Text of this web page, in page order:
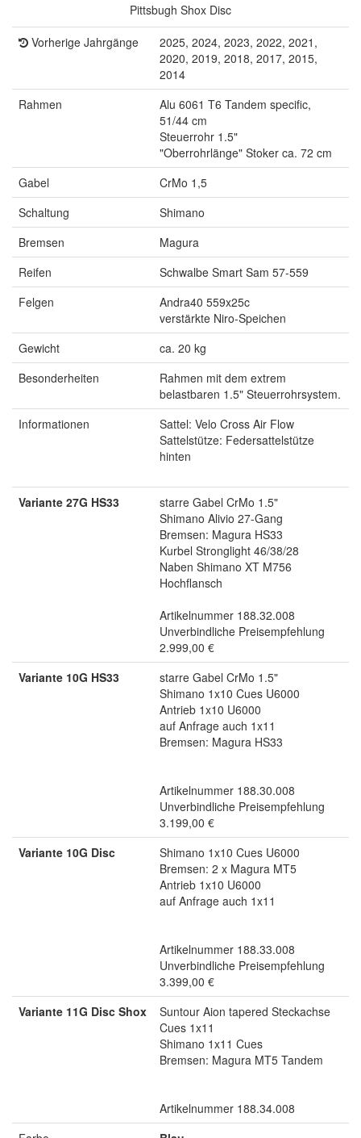
Pittsbugh Shox Disc
Vorherige Jahrgänge
2025, 2024, 2023, 2022, 2021,
2020, 2019, 2018, 2017, 2015,
2014
Rahmen
Alu 6061 T6 Tandem specific,
51/44 cm
Steuerrohr 1.5"
"Oberrohrlänge" Stoker ca. 72 cm
Gabel
CrMo 1,5
Schaltung
Shimano
Bremsen
Magura
Reifen
Schwalbe Smart Sam 57-559
Felgen
Andra40 559x25c
verstärkte Niro-Speichen
Gewicht
ca. 20 kg
Besonderheiten
Rahmen mit dem extrem
belastbaren 1.5" Steuerrohrsystem.
Informationen
Sattel: Velo Cross Air Flow
Sattelstütze: Federsattelstütze
hinten
Variante 27G HS33
starre Gabel CrMo 1.5"
Shimano Alivio 27-Gang
Bremsen: Magura HS33
Kurbel Stronglight 46/38/28
Naben Shimano XT M756
Hochflansch
Artikelnummer 188.32.008
Unverbindliche Preisempfehlung
2.999,00 €
Variante 10G HS33
starre Gabel CrMo 1.5"
Shimano 1x10 Cues U6000
Antrieb 1x10 U6000
auf Anfrage auch 1x11
Bremsen: Magura HS33
Artikelnummer 188.30.008
Unverbindliche Preisempfehlung
3.199,00 €
Variante 10G Disc
Shimano 1x10 Cues U6000
Bremsen: 2 x Magura MT5
Antrieb 1x10 U6000
auf Anfrage auch 1x11
Artikelnummer 188.33.008
Unverbindliche Preisempfehlung
3.399,00 €
Variante 11G Disc Shox
Suntour Aion tapered Steckachse
Cues 1x11
Shimano 1x11 Cues
Bremsen: Magura MT5 Tandem
Artikelnummer 188.34.008